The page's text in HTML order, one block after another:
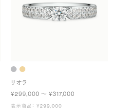
リオラ
¥299,000 〜 ¥317,000
表示商品： ¥299,000